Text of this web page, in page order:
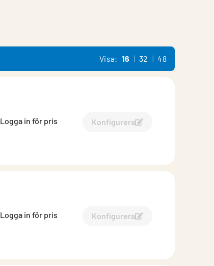
Visa: 16 32 48
Logga in för pris Konfigurera
Konfigurera System
Logga in för pris Konfigurera
Konfigurera Atrium